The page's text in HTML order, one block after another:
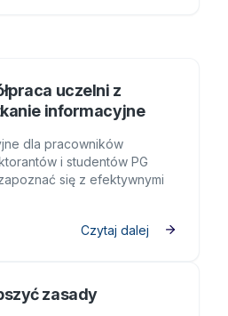
uczelni z
informacyjne
dla pracowników
i studentów PG
się z efektywnymi
Czytaj dalej
zasady